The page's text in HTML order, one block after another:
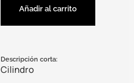
Añadir al carrito
Descripción corta:
Cilindro